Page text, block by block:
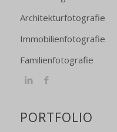
Architekturfotografie
Immobilienfotografie
Familienfotografie
PORTFOLIO